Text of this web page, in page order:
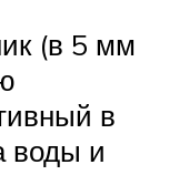
(в 5 мм
в
воды и